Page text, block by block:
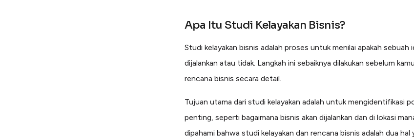
Apa Itu Studi Kelayakan Bisnis?
Studi kelayakan bisnis adalah proses untuk menilai apakah sebuah
dijalankan atau tidak. Langkah ini sebaiknya dilakukan sebelum
rencana bisnis secara detail.
Tujuan utama dari studi kelayakan adalah untuk mengidentifikasi
penting, seperti bagaimana bisnis akan dijalankan dan di lokasi
dipahami bahwa studi kelayakan dan rencana bisnis adalah dua hal